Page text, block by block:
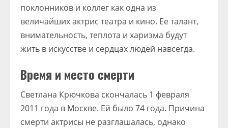
поклонников и коллег как одна из
величайших актрис театра и кино. Ее талант,
внимательность, теплота и харизма будут
жить в искусстве и сердцах людей навсегда.
Время и место смерти
Светлана Крючкова скончалась 1 февраля
2011 года в Москве. Ей было 74 года. Причина
смерти актрисы не разглашалась, однако